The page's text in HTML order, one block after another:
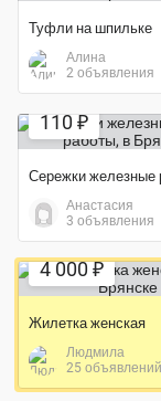
Туфли на шпильке
Алина
2 объявления
110 ₽
Анастасия
3 объявления
4 000 ₽
Жилетка женская
Людмила
25 объявлений
Экономия 18%